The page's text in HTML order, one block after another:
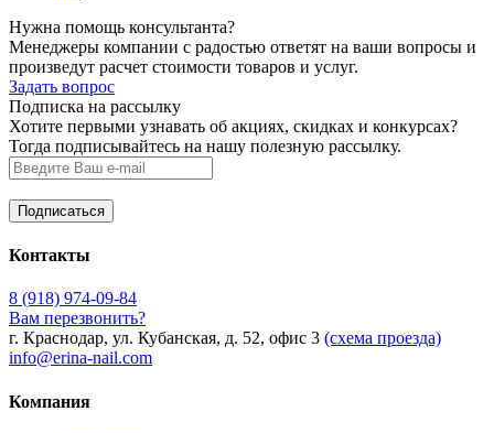
Нужна помощь консультанта?
Менеджеры компании с радостью ответят на ваши вопросы и
произведут расчет стоимости товаров и услуг.
Задать вопрос
Подписка на рассылку
Хотите первыми узнавать об акциях, скидках и конкурсах?
Тогда подписывайтесь на нашу полезную рассылку.
Контакты
8 (918) 974-09-84
Вам перезвонить?
г. Краснодар, ул. Кубанская, д. 52, офис 3 (схема проезда)
info@erina-nail.com
Компания